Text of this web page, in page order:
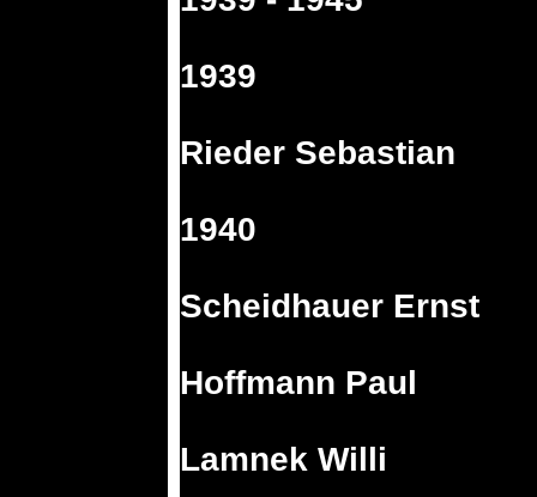
1939
Rieder Sebastian
1940
Scheidhauer Ernst
Hoffmann Paul
Lamnek Willi